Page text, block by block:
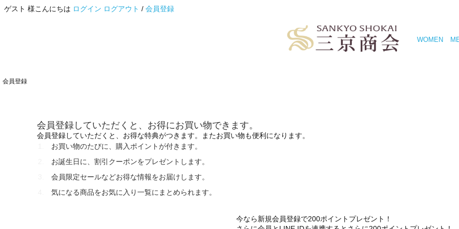
ゲスト 様こんにちは ログイン ログアウト / 会員登録
WOMEN
会員登録
会員登録していただくと、お得にお買い物できます。
会員登録していただくと、お得な特典がつきます。またお買い物も便利になります。
お買い物のたびに、購入ポイントが付きます。
お誕生日に、割引クーポンをプレゼントします。
会員限定セールなどお得な情報をお届けします。
気になる商品をお気に入り一覧にまとめられます。
今なら新規会員登録で200ポイントプレゼント！